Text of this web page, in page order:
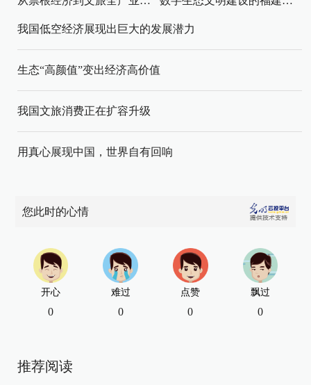
我国低空经济展现出巨大的发展潜力
生态“高颜值”变出经济高价值
我国文旅消费正在扩容升级
用真心展现中国，世界自有回响
您此时的心情
开心
0
难过
0
点赞
0
飘过
0
推荐阅读